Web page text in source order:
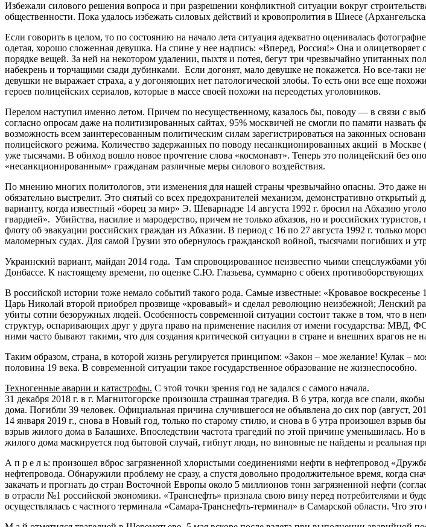
Избежали силового решения вопроса и при разрешении конфликтной ситуации вокруг
общественности. Пока удалось избежать силовых действий и кровопролития в Шиесе
Если говорить в целом, то по состоянию на начало лета ситуация адекватно оценивалась
одетая, хорошо сложенная девушка. На спине у нее надпись: «Вперед, Россия!» Она и
порядке вещей. За ней на некотором удалении, пыхтя и потея, бегут три чрезвычайно упитанных
набекрень и торчащими сзади дубинками. Если догонят, мало девушке не покажется. Но все-таки
девушки не выражает страха, а у догоняющих нет патологической злобы. То есть они все еще
героев полицейских сериалов, которые в массе своей похожи на переодетых уголовников.
Перелом наступил именно летом. Причем по несущественному, казалось бы, поводу — в связи с
согласно опросам даже на политизированных сайтах, 95% москвичей не смогли по памяти
возможность всем заинтересованным политическим силам зарегистрироваться на законных
полицейского режима. Количество задержанных по поводу несанкционированных акций в
уже тысячами. В обиход вошло новое прочтение слова «космонавт». Теперь это полицейский без
«несанкционированным» гражданам различные меры силового воздействия.
По мнению многих политологов, эти изменения для нашей страны чрезвычайно опасны. Это даже
обязательно выстрелит. Это снятый со всех предохранителей механизм, демонстративно
варианту, когда известный «борец за мир» Э. Шеварнадзе 14 августа 1992 г. бросил на Абхазию
гвардией». Убийства, насилие и мародерство, причем не только абхазов, но и российских
флоту об эвакуации российских граждан из Абхазии. В период с 16 по 27 августа 1992 г. только
маломерных судах. Для самой Грузии это обернулось гражданской войной, тысячами погибших и
Украинский вариант, майдан 2014 года. Там спровоцированное неизвестно чьими спецслужбами
Донбассе. К настоящему времени, по оценке С.Ю. Глазьева, суммарно с обеих противоборствующих
В российской истории тоже немало событий такого рода. Самые известные: «Кровавое
Царь Николай второй приобрел прозвище «кровавый» и сделал революцию неизбежной; Ленский
убиты сотни безоружных людей. Особенность современной ситуации состоит также в том, что в
структур, оспаривающих друг у друга право на применение насилия от имени государства:
ними часто бывают такими, что для создания критической ситуации в стране и внешних врагов не
Таким образом, страна, в которой жизнь регулируется принципом: «Закон – мое желание! Кулак –
половина 19 века. В современной ситуации такое государственное образование не жизнеспособно.
Техногенные аварии и катастрофы. С этой точки зрения год не задался с самого начала.
31 декабря 2018 г. в г. Магнитогорске произошла страшная трагедия. В 6 утра, когда все спали,
дома. Погибли 39 человек. Официальная причина случившегося не объявлена до сих пор (август,
14 января 2019 г., снова в Новый год, только по старому стилю, и снова в 6 утра произошел взрыв
взрыв жилого дома в Балашихе. Впоследствии частота трагедий по этой причине уменьшилась. Но
жилого дома маскируется под бытовой случай, гибнут люди, но виновные не найдены и реальная
А п р е л ь: произошел вброс загрязненной хлористыми соединениями нефти в нефтепровод
нефтепровода. Обнаружили проблему не сразу, а спустя довольно продолжительное время, когда
закачать и прогнать до стран Восточной Европы около 5 миллионов тонн загрязненной нефти
в отрасли №1 российской экономики. «Транснефть» признала свою вину перед потребителями и
осуществлялась с частного терминала «Самара-Транснефть-терминал» в Самарской области. Что